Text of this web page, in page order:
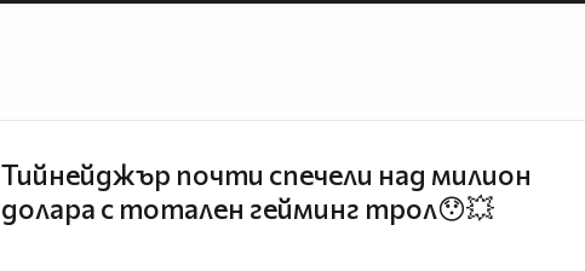
Тийнейджър почти спечели над милион
долара с тотален гейминг трол😯💥